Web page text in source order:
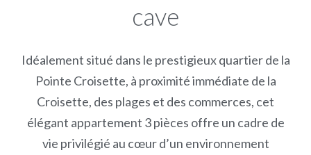
cave
Idéalement situé dans le prestigieux quartier de la
Pointe Croisette, à proximité immédiate de la
Croisette, des plages et des commerces, cet
élégant appartement 3 pièces offre un cadre de
vie privilégié au cœur d’un environnement